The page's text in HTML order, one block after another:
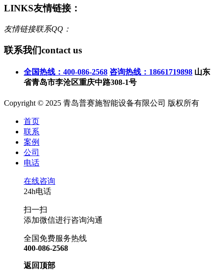
LINKS友情链接：
友情链接联系QQ：
联系我们contact us
全国热线：400-086-2568 咨询热线：18661719898 山东
省青岛市李沧区重庆中路308-1号
Copyright © 2025 青岛普赛施智能设备有限公司 版权所有
首页
联系
案例
公司
电话
在线咨询
24h电话
扫一扫
添加微信进行咨询沟通
全国免费服务热线
400-086-2568
返回顶部